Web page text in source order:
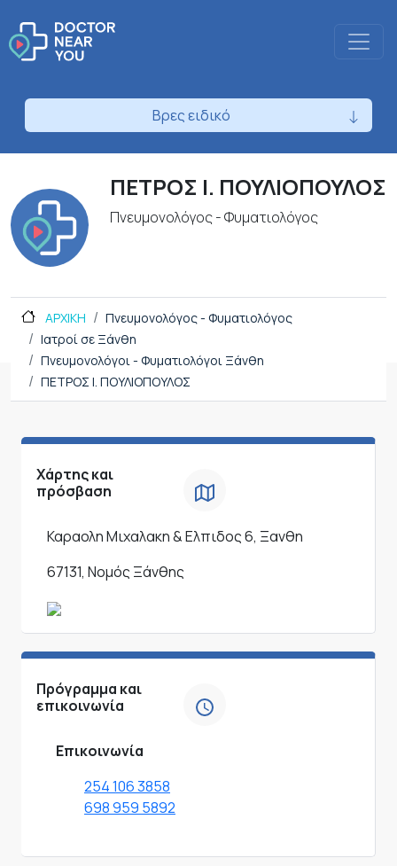
Βρες ειδικό
ΠΕΤΡΟΣ Ι. ΠΟΥΛΙΟΠΟΥΛΟΣ
Πνευμονολόγος - Φυματιολόγος
ΑΡΧΙΚΗ
Πνευμονολόγος - Φυματιολόγος
Ιατροί σε Ξάνθη
Πνευμονολόγοι - Φυματιολόγοι Ξάνθη
ΠΕΤΡΟΣ Ι. ΠΟΥΛΙΟΠΟΥΛΟΣ
Χάρτης και
πρόσβαση
Καραολη Μιχαλακη & Ελπιδος 6, Ξανθη
67131, Νομός Ξάνθης
Πρόγραμμα και
επικοινωνία
Επικοινωνία
254 106 3858
698 959 5892